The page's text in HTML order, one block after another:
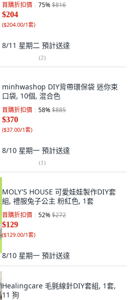
首購折扣價 75%$816
$204
($204.00/1套)
8/11 星期二 預計送達
(2)
minhwashop DIY背帶環保袋 迷你束
口袋, 10個, 混合色
首購折扣價 58%$885
$370
($37.00/1套)
8/10 星期一 預計送達
(1)
MOLY'S HOUSE 可愛娃娃製作DIY套
組, 禮服兔子公主 粉紅色, 1套
首購折扣價 52%$272
$129
($129.00/1套)
8/10 星期一 預計送達
Healingcare 毛氈線針DIY套組, 1套,
11 狗